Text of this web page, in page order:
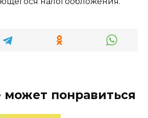
понравиться